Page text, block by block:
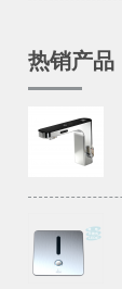
热销产品